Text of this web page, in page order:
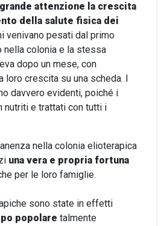
attenzione la crescita
della salute fisica dei
venivano pesati dal primo
nella colonia e la stessa
dopo un mese, con
loro crescita su una scheda. I
davvero evidenti, poiché i
nutriti e trattati con tutti i
nella colonia elioterapica
una vera e propria fortuna
per le loro famiglie.
sono state in effetti
popolare talmente